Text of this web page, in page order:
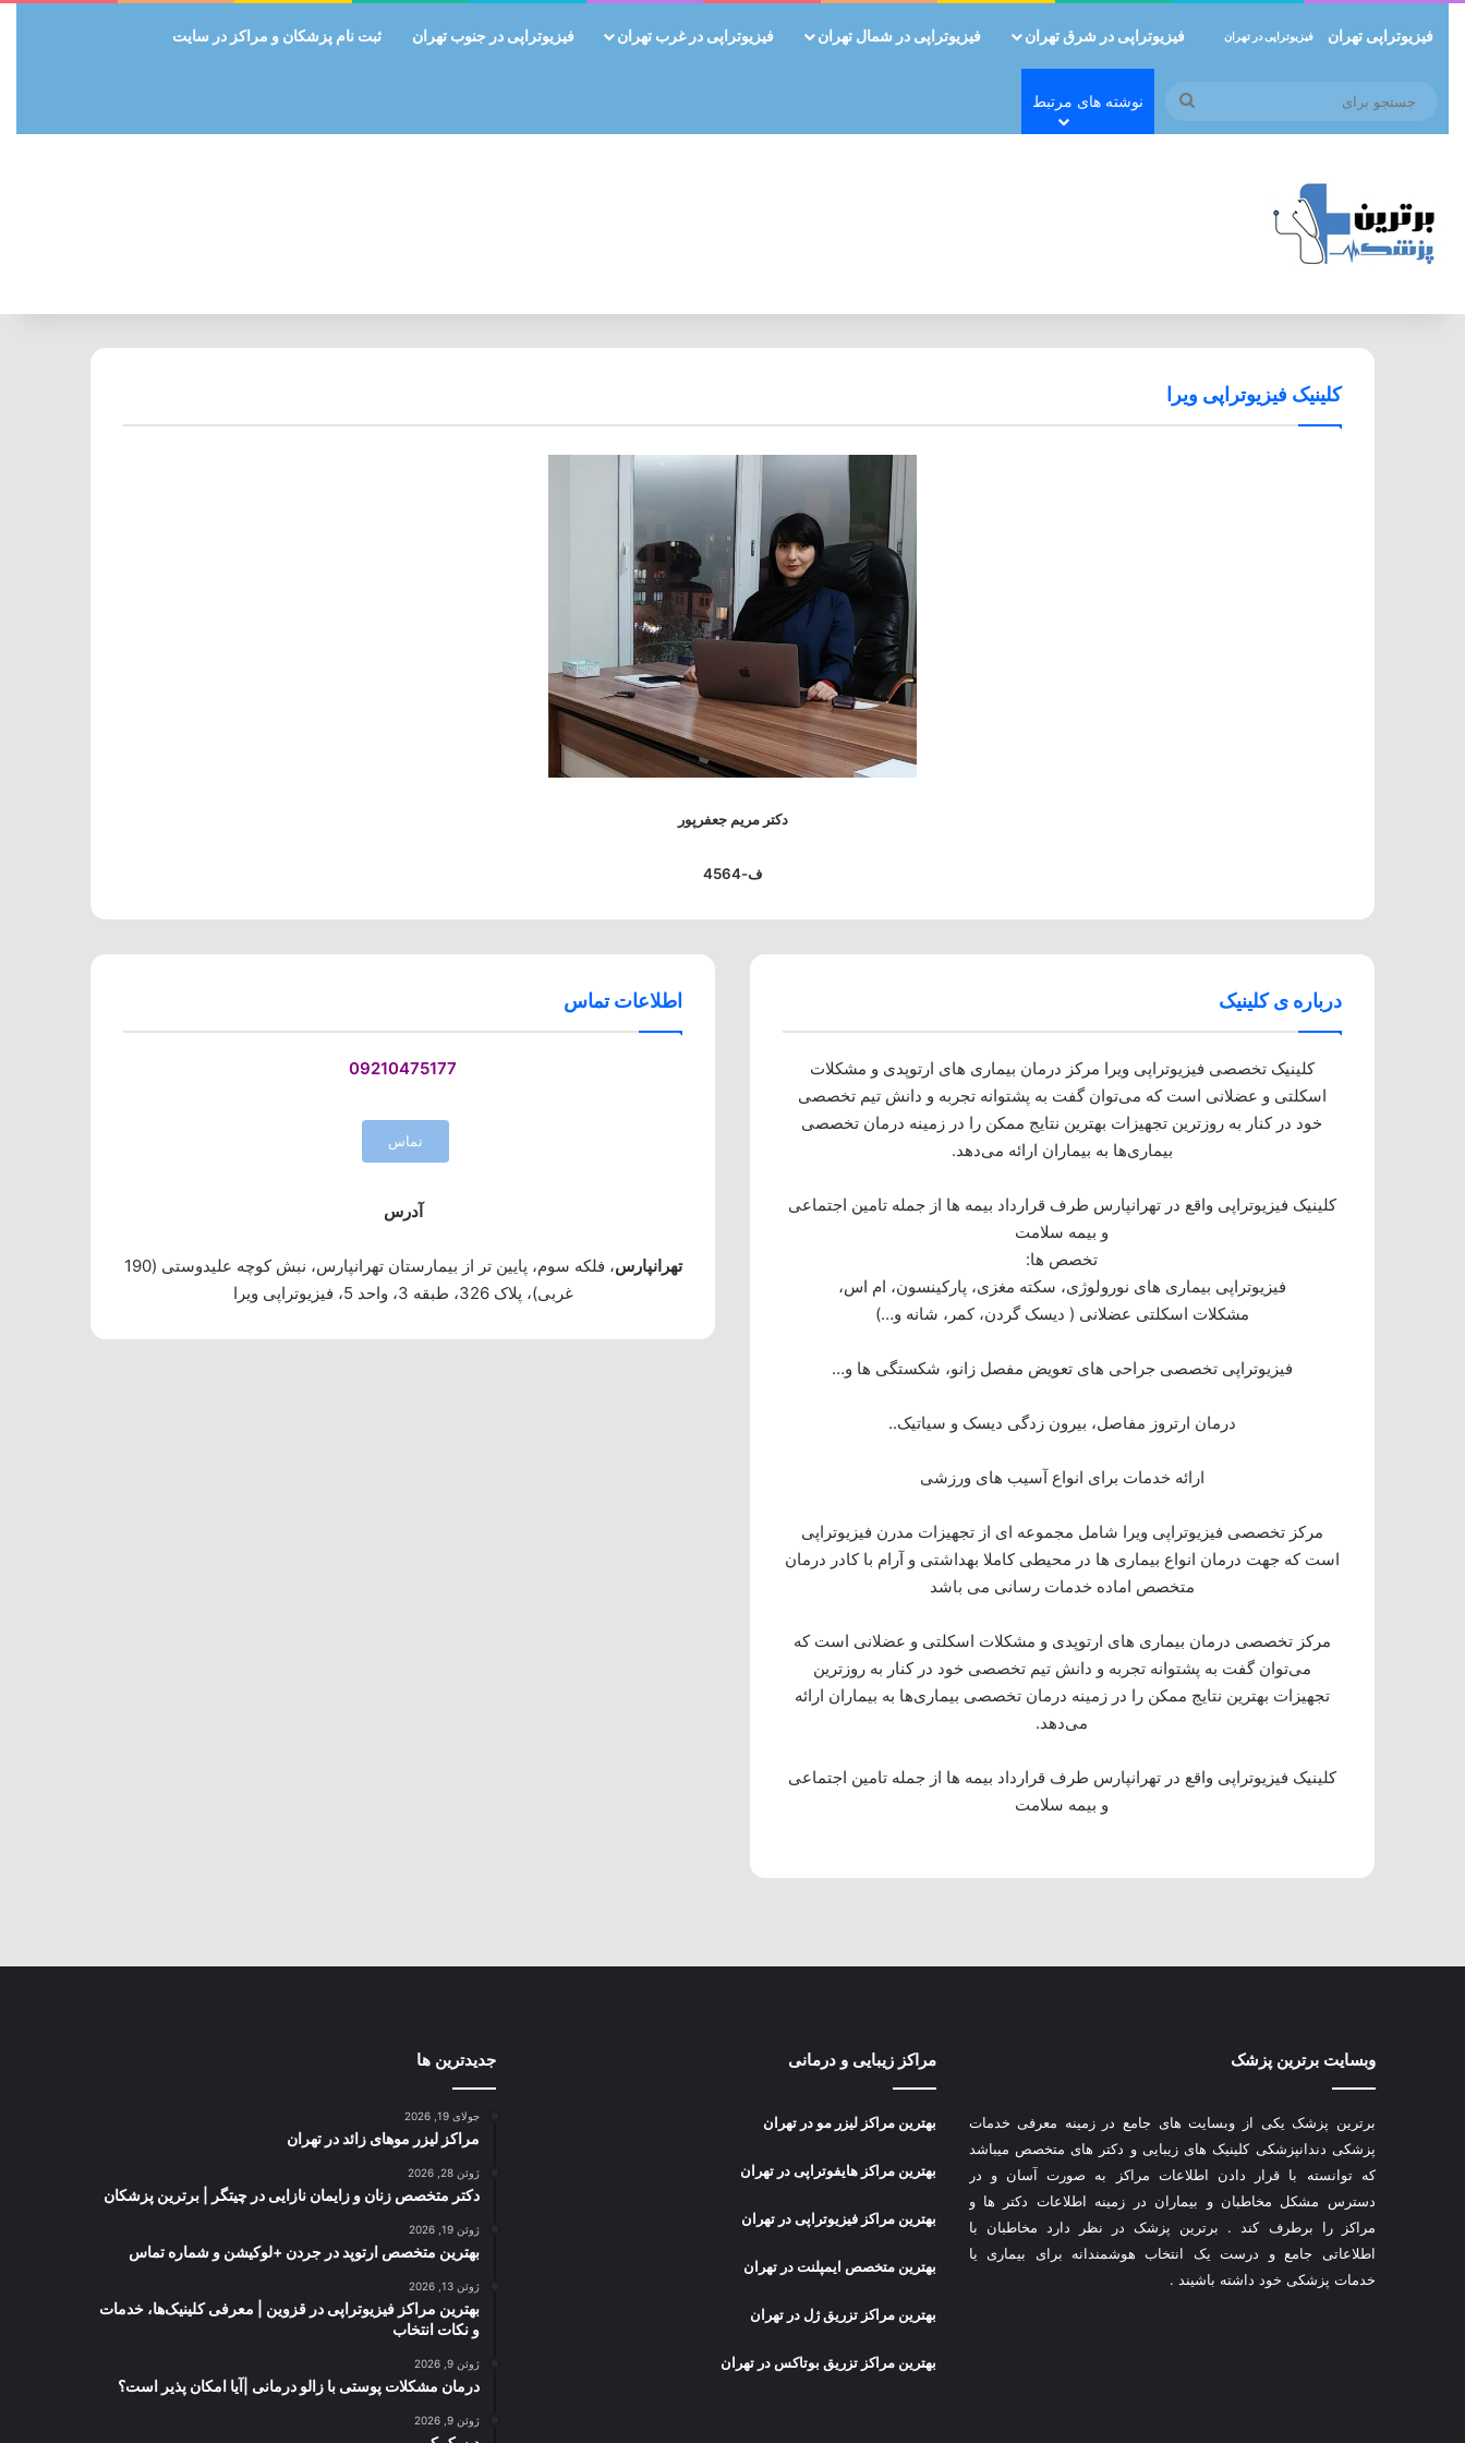
فیزیوتراپی تهران فیزیوتراپی در تهران فیزیوتراپی در شرق تهران فیزیوتراپی در شمال تهران فیزیوتراپی در غرب تهران فیزیوتراپی در جنوب تهران ثبت نام پزشکان و مراکز در سایت
جستجو
برای
نوشته های مرتبط
کلینیک فیزیوتراپی ویرا
دکتر مریم جعفرپور
ف-4564
درباره ی کلینیک
کلینیک تخصصی فیزیوتراپی ویرا مرکز درمان بیماری های ارتوپدی و مشکلات
اسکلتی و عضلانی است که می‌توان گفت به پشتوانه تجربه و دانش تیم تخصصی
خود در کنار به روزترین تجهیزات بهترین نتایج ممکن را در زمینه درمان تخصصی
بیماری‌ها به بیماران ارائه می‌دهد.
کلینیک فیزیوتراپی واقع در تهرانپارس طرف قرارداد بیمه ها از جمله تامین اجتماعی
و بیمه سلامت
تخصص ها:
فیزیوتراپی بیماری های نورولوژی، سکته مغزی، پارکینسون، ام اس،
مشکلات اسکلتی عضلانی ( دیسک گردن، کمر، شانه و…)
فیزیوتراپی تخصصی جراحی های تعویض مفصل زانو، شکستگی ها و…
درمان ارتروز مفاصل، بیرون زدگی دیسک و سیاتیک..
ارائه خدمات برای انواع آسیب های ورزشی
مرکز تخصصی فیزیوتراپی ویرا شامل مجموعه ای از تجهیزات مدرن فیزیوتراپی
است که جهت درمان انواع بیماری ها در محیطی کاملا بهداشتی و آرام با کادر درمان
متخصص اماده خدمات رسانی می باشد
مرکز تخصصی درمان بیماری های ارتوپدی و مشکلات اسکلتی و عضلانی است که
می‌توان گفت به پشتوانه تجربه و دانش تیم تخصصی خود در کنار به روزترین
تجهیزات بهترین نتایج ممکن را در زمینه درمان تخصصی بیماری‌ها به بیماران ارائه
می‌دهد.
کلینیک فیزیوتراپی واقع در تهرانپارس طرف قرارداد بیمه ها از جمله تامین اجتماعی
و بیمه سلامت
اطلاعات تماس
09210475177
تماس
آدرس
تهرانپارس
، فلکه سوم، پایین تر از بیمارستان تهرانپارس، نبش کوچه علیدوستی (190
غربی)، پلاک 326، طبقه 3، واحد 5، فیزیوتراپی ویرا
وبسایت برترین پزشک
برترین پزشک یکی از وبسایت های جامع در زمینه معرفی خدمات
پزشکی دندانپزشکی کلینیک های زیبایی و دکتر های متخصص میباشد
که توانسته با قرار دادن اطلاعات مراکز به صورت آسان و در
دسترس مشکل مخاطبان و بیماران در زمینه اطلاعات دکتر ها و
مراکز را برطرف کند . برترین پزشک در نظر دارد مخاطبان با
اطلاعاتی جامع و درست یک انتخاب هوشمندانه برای بیماری یا
خدمات پزشکی خود داشته باشیند .
مراکز زیبایی و درمانی
بهترین مراکز لیزر مو در تهران
بهترین مراکز هایفوتراپی در تهران
بهترین مراکز فیزیوتراپی در تهران
بهترین متخصص ایمپلنت در تهران
بهترین مراکز تزریق ژل در تهران
بهترین مراکز تزریق بوتاکس در تهران
جدیدترین ها
جولای 19, 2026
مراکز لیزر موهای زائد در تهران
ژوئن 28, 2026
دکتر متخصص زنان و زایمان نازایی در چیتگر | برترین پزشکان
ژوئن 19, 2026
بهترین متخصص ارتوپد در جردن +لوکیشن و شماره تماس
ژوئن 13, 2026
بهترین مراکز فیزیوتراپی در قزوین | معرفی کلینیک‌ها، خدمات
و نکات انتخاب
ژوئن 9, 2026
درمان مشکلات پوستی با زالو درمانی |آیا امکان پذیر است؟
ژوئن 9, 2026